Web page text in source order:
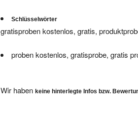
Schlüsselwörter
gratisproben kostenlos, gratis,
proben kostenlos, gratisprobe, gratis
Wir habenkeine hinterlegte Infos bzw.